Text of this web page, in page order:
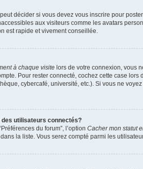
décider si vous devez vous inscrire pour
aux visiteurs comme les avatars
est rapide et vivement conseillée.
à chaque visite lors de votre connexion, vous
Pour rester connecté, cochez cette case lors
cybercafé, université, etc.). Si vous ne
des utilisateurs connectés?
du forum”, l’option Cacher mon statut
la liste. Vous serez compté parmi les